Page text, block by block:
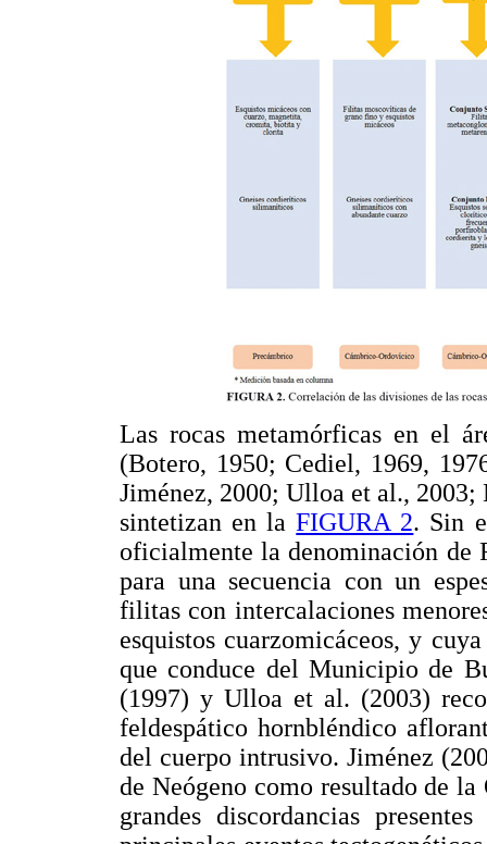
Las rocas metamórficas en el
(Botero, 1950; Cediel, 1969,
Jiménez, 2000; Ulloa et al., 2003;
sintetizan en laFIGURA 2. Sin
oficialmente la denominación de
para una secuencia con un
filitas con intercalaciones
esquistos cuarzomicáceos, y
que conduce del Municipio de
(1997) y Ulloa et al. (2003)
feldespático hornbléndico
del cuerpo intrusivo. Jiménez
de Neógeno como resultado de
grandes discordancias